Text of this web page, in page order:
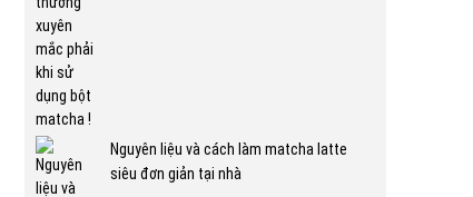
Nguyên liệu và cách làm matcha latte
siêu đơn giản tại nhà